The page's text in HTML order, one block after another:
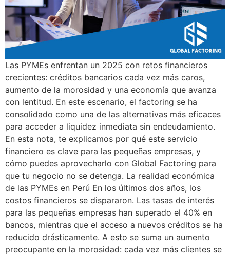
Las PYMEs enfrentan un 2025 con retos financieros
crecientes: créditos bancarios cada vez más caros,
aumento de la morosidad y una economía que avanza
con lentitud. En este escenario, el factoring se ha
consolidado como una de las alternativas más eficaces
para acceder a liquidez inmediata sin endeudamiento.
En esta nota, te explicamos por qué este servicio
financiero es clave para las pequeñas empresas, y
cómo puedes aprovecharlo con Global Factoring para
que tu negocio no se detenga. La realidad económica
de las PYMEs en Perú En los últimos dos años, los
costos financieros se dispararon. Las tasas de interés
para las pequeñas empresas han superado el 40% en
bancos, mientras que el acceso a nuevos créditos se ha
reducido drásticamente. A esto se suma un aumento
preocupante en la morosidad: cada vez más clientes se